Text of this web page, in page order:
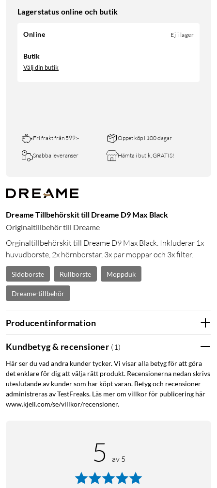
Lagerstatus online och butik
Online Ej i lager
Butik
Välj din butik
Fri frakt från 599:- Öppet köp i 100 dagar
Snabba leveranser Hämta i butik, GRATIS!
Dreame Tillbehörskit till Dreame D9 Max Black
Originaltillbehör till Dreame
Orginaltillbehörskit till Dreame D9 Max Black. Inkluderar 1x
huvudborste, 2x hörnborstar, 3x par moppar och 3x filter.
Sidoborste Rullborste Moppduk
Dreame-tillbehör
Producentinformation
Kundbetyg & recensioner ( 1 )
Här ser du vad andra kunder tycker. Vi visar alla betyg för att göra
det enklare för dig att välja rätt produkt. Recensionerna nedan skrivs
uteslutande av kunder som har köpt varan. Betyg och recensioner
administreras av TestFreaks. Läs mer om villkor för publicering här
www.kjell.com/se/villkor/recensioner.
5 av 5